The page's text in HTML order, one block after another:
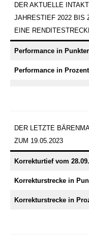
DER AKTUELLE
JAHRESTIEF 2022 BIS
EINE
Performance in
Performance in
DER LETZTE
ZUM 19.05.2023
Korrekturtief vom
Korrekturstrecke in
Korrekturstrecke in